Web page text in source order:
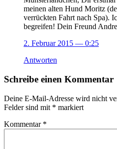
meinen alten Hund Moritz
verrückten Fahrt nach Spa).
begreifen! Dein Freund
2. Februar 2015 — 0:25
Antworten
Schreibe einen Kommentar
Deine E-Mail-Adresse wird nicht
Felder sind mit * markiert
Kommentar *